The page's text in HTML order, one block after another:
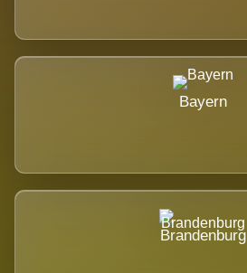
Bayern
Brandenburg